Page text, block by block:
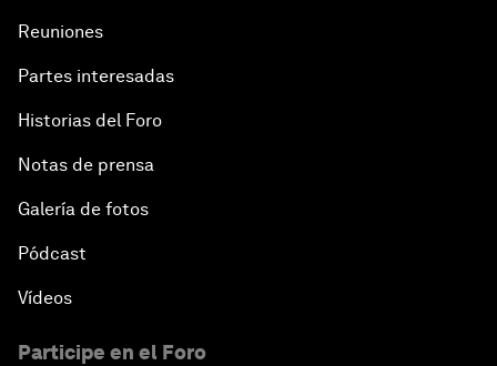
Reuniones
Partes interesadas
Historias del Foro
Notas de prensa
Galería de fotos
Pódcast
Vídeos
Participe en el Foro